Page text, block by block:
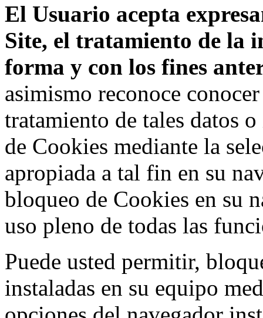
El Usuario acepta
Site, el tratamiento de la
forma y con los fines
asimismo reconoce
tratamiento de tales datos
de Cookies mediante la
apropiada a tal fin en su
bloqueo de Cookies en su
uso pleno de todas las
Puede usted permitir,
instaladas en su equipo